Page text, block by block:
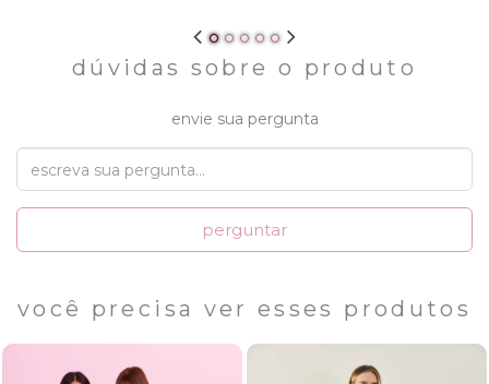
dúvidas sobre o produto
envie sua pergunta
perguntar
você precisa ver esses produtos